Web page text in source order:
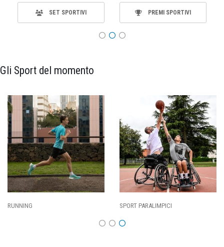
SET SPORTIVI PREMI SPORTIVI
Gli Sport del momento
SPORT PARALIMPICI